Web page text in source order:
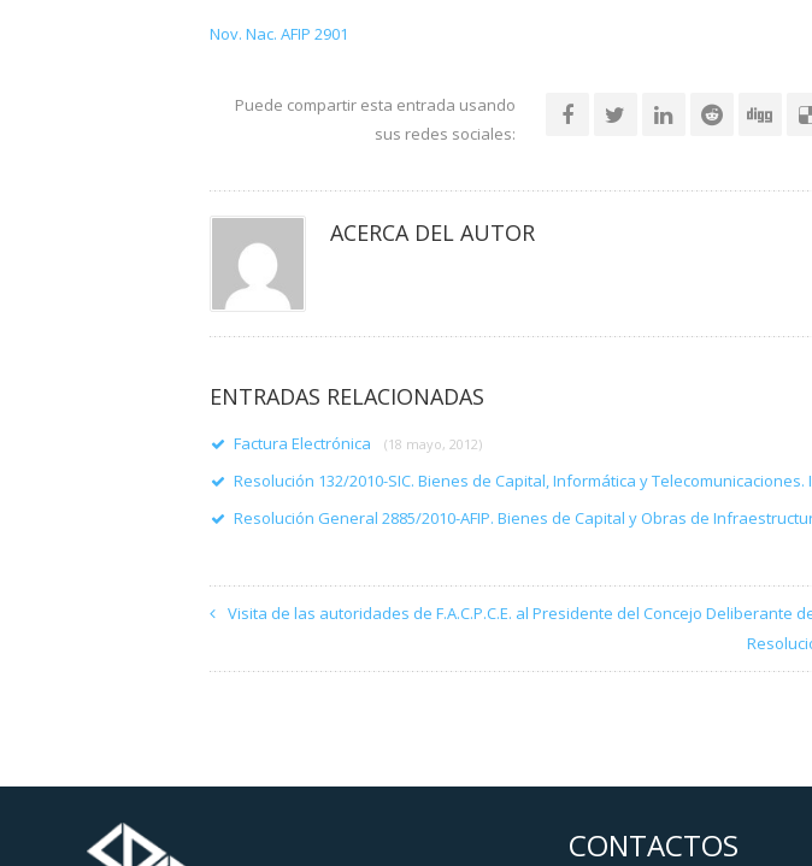
Nov. Nac. AFIP 2901
Puede compartir esta entrada usando
sus redes sociales:
ACERCA DEL AUTOR
ENTRADAS RELACIONADAS
Factura Electrónica (18 mayo, 2012)
Resolución 132/2010-SIC. Bienes de Capital, Informática y
Resolución General 2885/2010-AFIP. Bienes de Capital y Obras de
Visita de las autoridades de F.A.C.P.C.E. al Presidente del Concejo Deliberante
CONTACTOS